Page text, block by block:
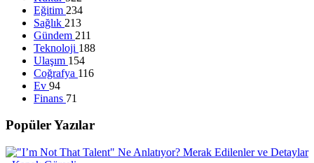
Eğitim 234
Sağlık 213
Gündem 211
Teknoloji 188
Ulaşım 154
Coğrafya 116
Ev 94
Finans 71
Popüler Yazılar